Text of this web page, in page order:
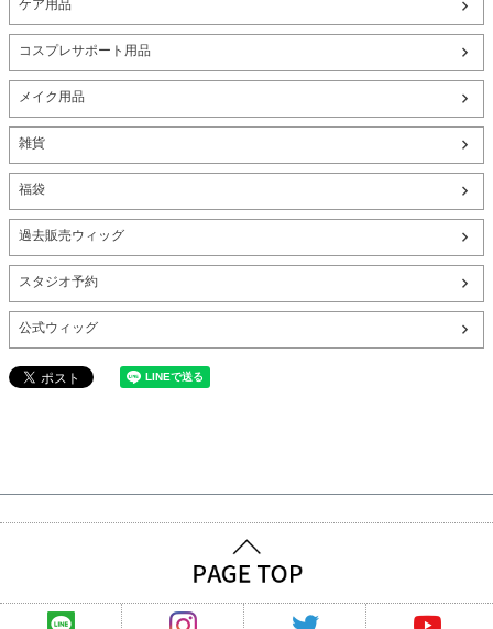
ケア用品
コスプレサポート用品
メイク用品
雑貨
福袋
過去販売ウィッグ
スタジオ予約
公式ウィッグ